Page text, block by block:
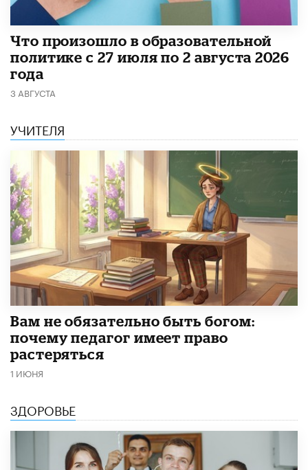
​Что произошло в образовательной
политике с 27 июля по 2 августа 2026
года
3 АВГУСТА
УЧИТЕЛЯ
​Вам не обязательно быть богом:
почему педагог имеет право
растеряться
1 ИЮНЯ
ЗДОРОВЬЕ